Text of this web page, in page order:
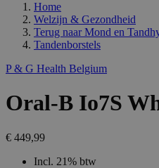
Home
Welzijn & Gezondheid
Terug naar Mond en
Tandenborstels
P & G Health Belgium
Oral-B Io7S
€ 449,99
Incl. 21% btw